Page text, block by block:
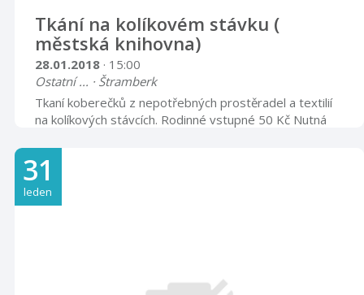
Tkání na kolíkovém stávku (
městská knihovna)
28.01.2018 · 15:00
Ostatní ... · Štramberk
Tkaní koberečků z nepotřebných prostěradel a textilií
na kolíkových stávcích. Rodinné vstupné 50 Kč Nutná
31
leden